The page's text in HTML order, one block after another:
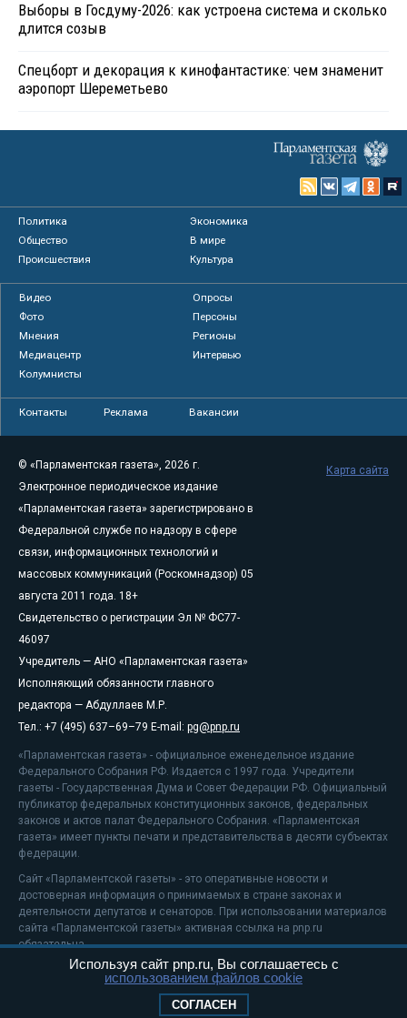
Выборы в Госдуму-2026: как устроена система и сколько
длится созыв
Спецборт и декорация к кинофантастике: чем знаменит
аэропорт Шереметьево
Политика
Экономика
Общество
В мире
Происшествия
Культура
Видео
Опросы
Фото
Персоны
Мнения
Регионы
Медиацентр
Интервью
Колумнисты
Контакты Реклама Вакансии
© «Парламентская газета», 2026 г.
Электронное периодическое издание
«Парламентская газета» зарегистрировано в
Федеральной службе по надзору в сфере
связи, информационных технологий и
массовых коммуникаций (Роскомнадзор) 05
августа 2011 года. 18+
Свидетельство о регистрации Эл № ФС77-
46097
Учредитель — АНО «Парламентская газета»
Исполняющий обязанности главного
редактора — Абдуллаев М.Р.
Тел.: +7 (495) 637–69–79 E-mail: pg@pnp.ru
«Парламентская газета» - официальное еженедельное издание
Федерального Собрания РФ. Издается с 1997 года. Учредители
газеты - Государственная Дума и Совет Федерации РФ. Официальный
публикатор федеральных конституционных законов, федеральных
законов и актов палат Федерального Собрания. «Парламентская
газета» имеет пункты печати и представительства в десяти субъектах
федерации.
Сайт «Парламентской газеты» - это оперативные новости и
достоверная информация о принимаемых в стране законах и
деятельности депутатов и сенаторов. При использовании материалов
сайта «Парламентской газеты» активная ссылка на pnp.ru
обязательна.
На информационном ресурсе применяютсярекомендательные
Положение о защите персональных данных
Карта сайта
Используя сайт pnp.ru, Вы соглашаетесь с
использованием файлов cookie
СОГЛАСЕН